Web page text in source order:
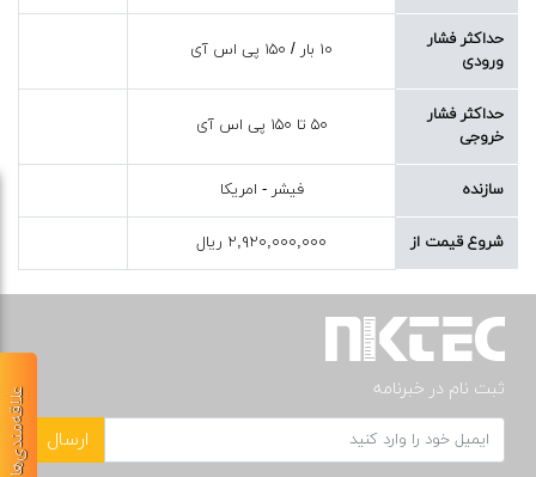
حداکثر فشار
ورودی
۱۰ بار / ۱۵۰ پی اس آی
حداکثر فشار
خروجی
۵۰ تا ۱۵۰ پی اس آی
سازنده فیشر - امریکا
شروع قیمت از ۲,۹۲۰,۰۰۰,۰۰۰ ریال
ثبت نام در خبرنامه
ارسال علاقه‌مندی‌ها